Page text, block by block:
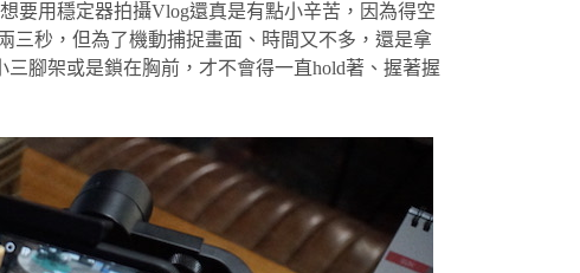
要用穩定器拍攝Vlog還真是有點小辛苦，因為得空
三秒，但為了機動捕捉畫面、時間又不多，還是拿
腳架或是鎖在胸前，才不會得一直hold著、握著握